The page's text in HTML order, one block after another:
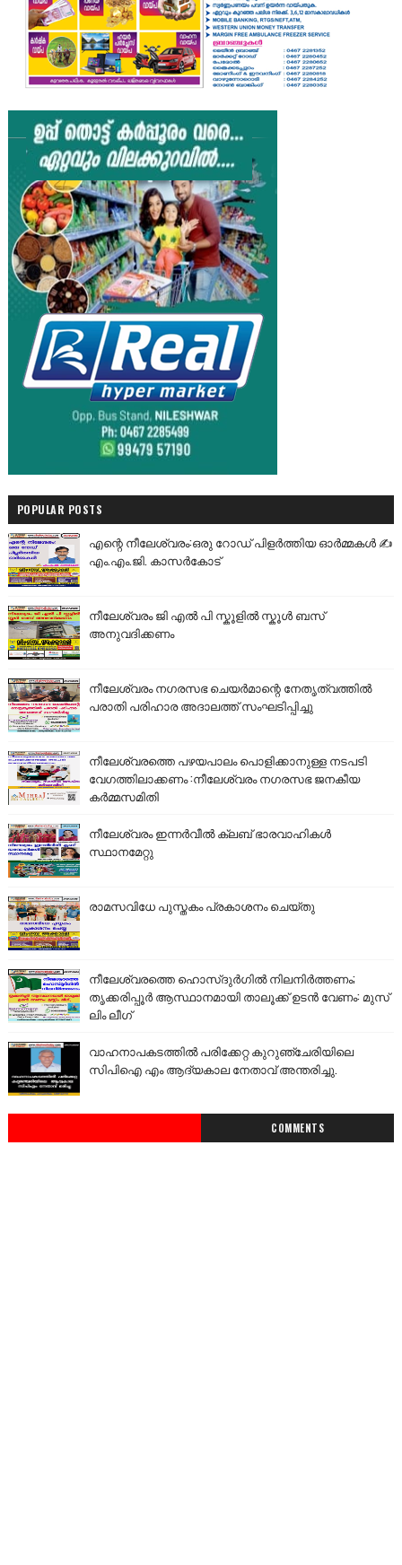
POPULAR POSTS
എന്റെ നീലേശ്വരം:ഒരു റോഡ് പിളർത്തിയ ഓർമ്മകൾ ✍️
എം.എം.ജി. കാസർകോട്
നീലേശ്വരം ജി എൽ പി സ്കൂളിൽ സ്കൂൾ ബസ്
അനുവദിക്കണം
നീലേശ്വരം നഗരസഭ ചെയർമാന്റെ നേതൃത്വത്തിൽ
പരാതി പരിഹാര അദാലത്ത് സംഘടിപ്പിച്ചു
നീലേശ്വരത്തെ പഴയപാലം പൊളിക്കാനുള്ള നടപടി
വേഗത്തിലാക്കണം :നീലേശ്വരം നഗരസഭ ജനകീയ
കർമ്മസമിതി
നീലേശ്വരം ഇന്നർവീൽ ക്ലബ് ഭാരവാഹികൾ
സ്ഥാനമേറ്റു
രാമസവിധേ പുസ്തകം പ്രകാശനം ചെയ്തു
നീലേശ്വരത്തെ ഹൊസ്ദുർഗിൽ നിലനിർത്തണം;
തൃക്കരിപ്പൂർ ആസ്ഥാനമായി താലൂക്ക് ഉടൻ വേണം: മുസ്
ലിം ലീഗ്
വാഹനാപകടത്തിൽ പരിക്കേറ്റ കുറുഞ്ചേരിയിലെ
സിപിഐ എം ആദ്യകാല നേതാവ് അന്തരിച്ചു.
COMMENTS